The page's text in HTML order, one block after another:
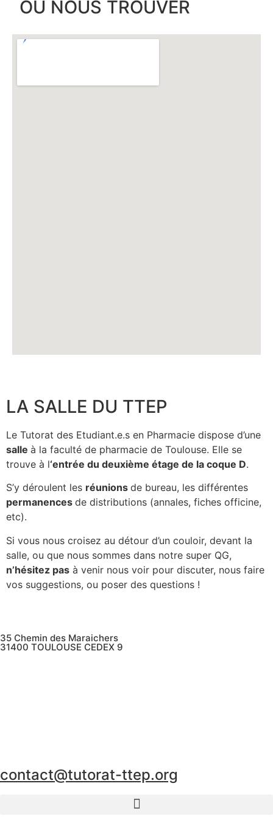
OÙ NOUS TROUVER
LA SALLE DU TTEP
Le Tutorat des Etudiant.e.s en Pharmacie dispose d’une
salle à la faculté de pharmacie de Toulouse. Elle se
trouve à l‘entrée du deuxième étage de la coque D.
S’y déroulent les réunions de bureau, les différentes
permanences de distributions (annales, fiches officine,
etc).
Si vous nous croisez au détour d’un couloir, devant la
salle, ou que nous sommes dans notre super QG,
n’hésitez pas à venir nous voir pour discuter, nous faire
vos suggestions, ou poser des questions !
35 Chemin des Maraichers
31400 TOULOUSE CEDEX 9
contact@tutorat-ttep.org